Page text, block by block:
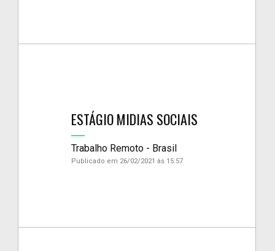
ESTÁGIO MIDIAS SOCIAIS
Trabalho Remoto - Brasil
Publicado em 26/02/2021 às 15:57